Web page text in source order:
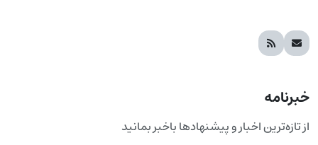
خبرنامه
از تازه‌ترین اخبار و پیشنهادها باخبر بمانید